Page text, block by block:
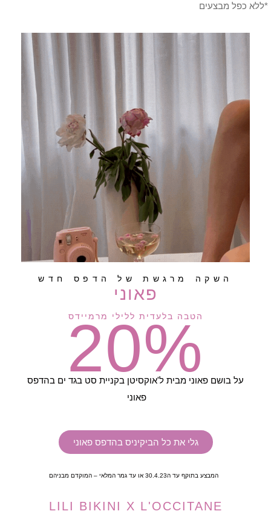
*ללא כפל מבצעים
השקה מרגשת של הדפס חדש
פאוני
הטבה בלעדית ללילי מרמיידס
20%
על בושם פאוני מבית ל'אוקסיטן בקניית סט בגד ים בהדפס
פאוני
גלי את כל הביקיניס בהדפס פאוני
המבצע בתוקף עד ה30.4.23 או עד גמר המלאי – המוקדם מבניהם
LILI BIKINI X L'OCCITANE